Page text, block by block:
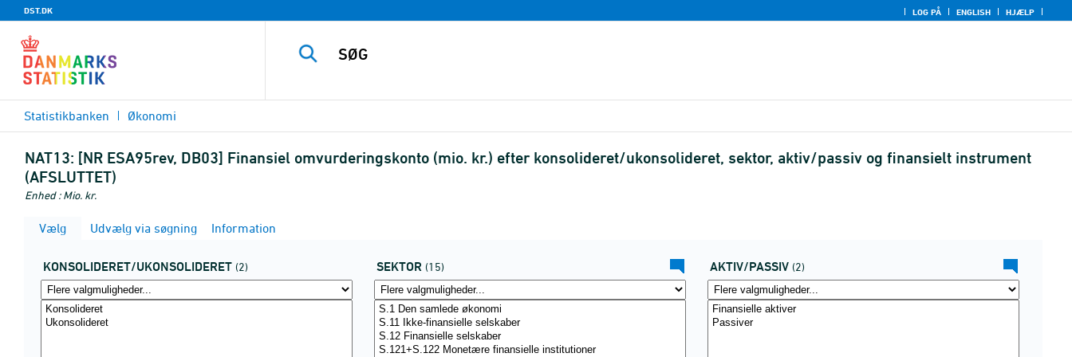
DST.DK LOG PÅ ENGLISH HJÆLP
Statistikbanken Økonomi
NAT13: [NR ESA95rev, DB03] Finansiel omvurderingskonto (mio. kr.) efter konsolideret/ukonsolideret, sektor, aktiv/passiv og finansielt instrument
(AFSLUTTET)
Enhed : Mio. kr.
Vælg Udvælg via søgning Information
KONSOLIDERET/UKONSOLIDERET (2) SEKTOR (15) AKTIV/PASSIV (2)